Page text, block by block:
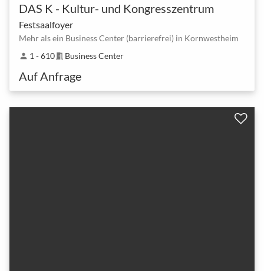
DAS K - Kultur- und Kongresszentrum
Festsaalfoyer
Mehr als ein Business Center (barrierefrei) in Kornwestheim
person 1 - 610meeting_room Business Center
Auf Anfrage